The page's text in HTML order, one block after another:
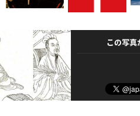
この写真